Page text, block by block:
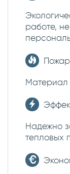
работе,
Материал
Надежно
тепловых